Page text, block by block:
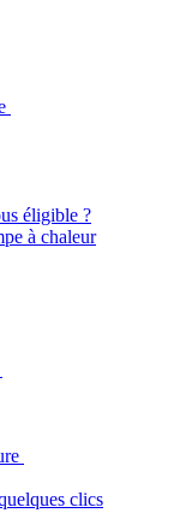
éligible ?
à chaleur
clics